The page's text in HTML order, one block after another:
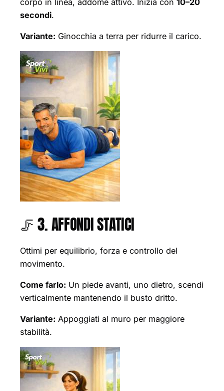
secondi.
Variante: Ginocchia a terra per ridurre il carico.
🦵 3. AFFONDI STATICI
Ottimi per equilibrio, forza e controllo del
movimento.
Come farlo: Un piede avanti, uno dietro, scendi
verticalmente mantenendo il busto dritto.
Variante: Appoggiati al muro per maggiore
stabilità.